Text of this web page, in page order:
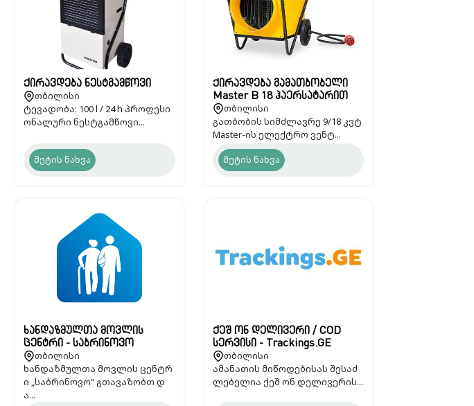
ქირავდება ნესტგამწოვი
თბილისი
ტევადობა: 100 l / 24 h პროფესი
ონალური ნესტგამწოვი...
მეტის ნახვა
ქირავდება გამათბობელი
Master B 18 ჰაერსატარით
თბილისი
გათბობის სიმძლავრე 9/18 კვტ
Master-ის ელექტრო ვენტ...
მეტის ნახვა
ხანდაზმულთა მოვლის
ცენტრი - საბრინოვო
თბილისი
ხანდაზმულთა მოვლის ცენტრ
ი „საბრინოვო“ გთავაზობთ დ
ა...
ქეშ ონ დელივერი / COD
სერვისი - Trackings.GE
თბილისი
ამანათის მიწოდებისას შესაძ
ლებელია ქეშ ონ დელივერის...